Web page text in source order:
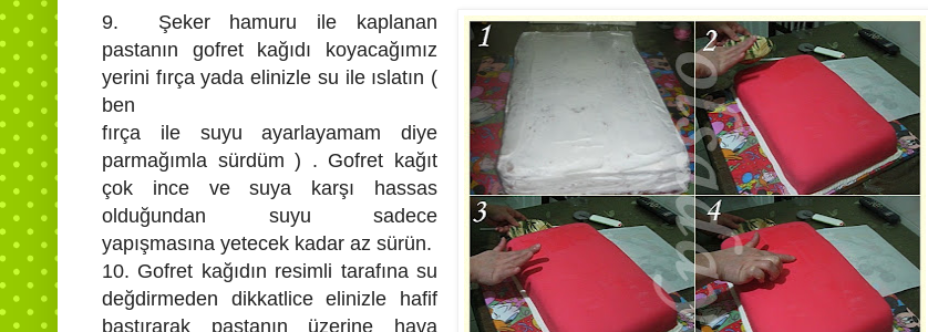
9. Şeker hamuru ile kaplanan
pastanın gofret kağıdı koyacağımız
yerini fırça yada elinizle su ile ıslatın (
ben
fırça ile suyu ayarlayamam diye
parmağımla sürdüm ) . Gofret kağıt
çok ince ve suya karşı hassas
olduğundan suyu sadece
yapışmasına yetecek kadar az sürün.
10. Gofret kağıdın resimli tarafına su
değdirmeden dikkatlice elinizle hafif
bastırarak pastanın üzerine hava